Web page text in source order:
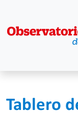
Tablero